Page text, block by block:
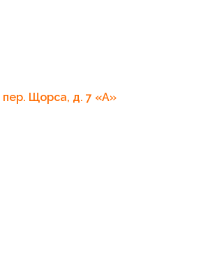
пер. Щорса, д. 7 «A»